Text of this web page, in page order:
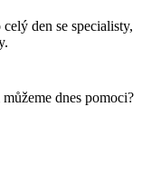
den se specialisty,
dnes pomoci?